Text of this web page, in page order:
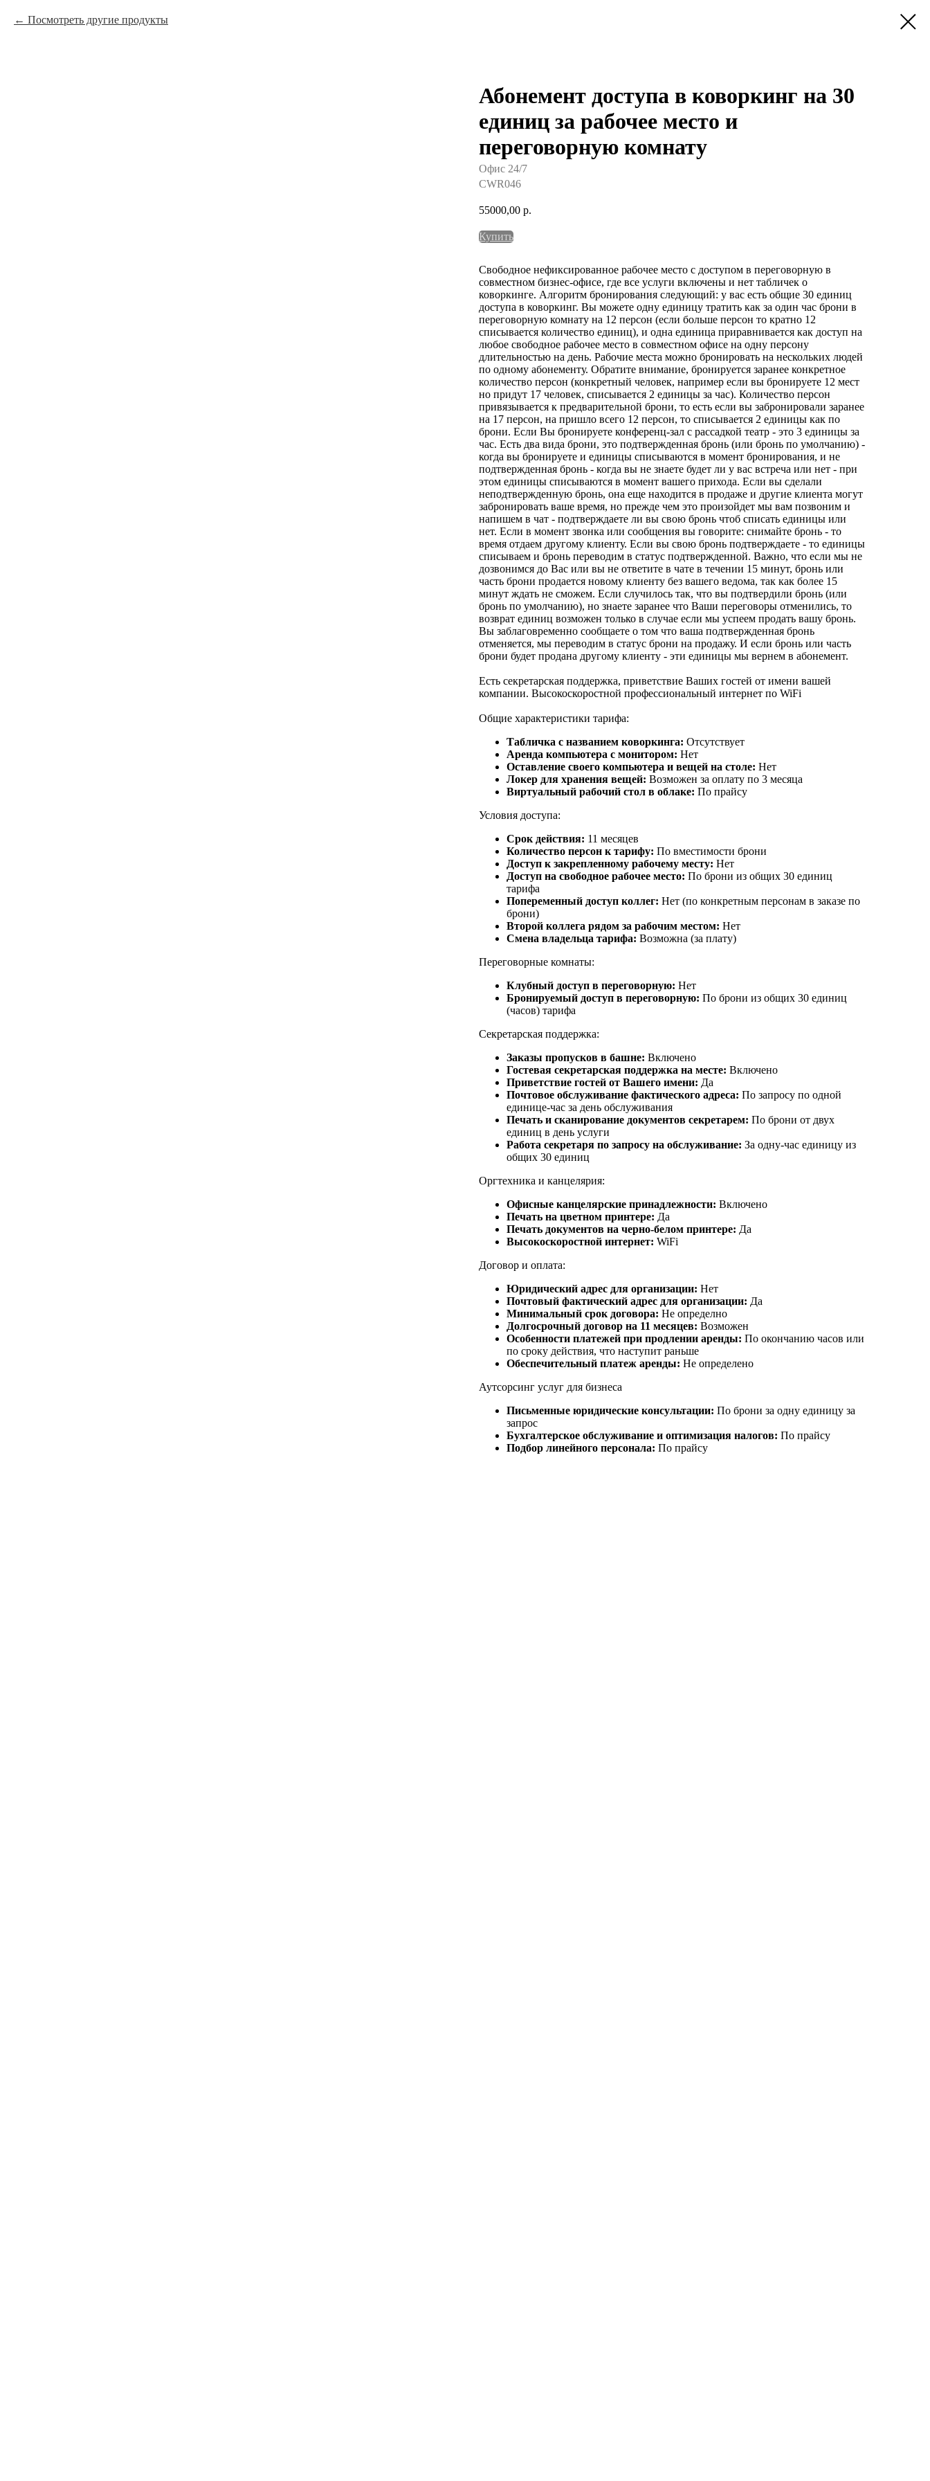
Посмотреть другие продукты
Абонемент доступа в коворкинг на 30
единиц за рабочее место и
переговорную комнату
Офис 24/7
CWR046
55000,00 р.
Купить
Свободное нефиксированное рабочее место с доступом в переговорную в
совместном бизнес-офисе, где все услуги включены и нет табличек о
коворкинге. Алгоритм бронирования следующий: у вас есть общие 30 единиц
доступа в коворкинг. Вы можете одну единицу тратить как за один час брони в
переговорную комнату на 12 персон (если больше персон то кратно 12
списывается количество единиц), и одна единица приравнивается как доступ на
любое свободное рабочее место в совместном офисе на одну персону
длительностью на день. Рабочие места можно бронировать на нескольких людей
по одному абонементу. Обратите внимание, бронируется заранее конкретное
количество персон (конкретный человек, например если вы бронируете 12 мест
но придут 17 человек, списывается 2 единицы за час). Количество персон
привязывается к предварительной брони, то есть если вы забронировали заранее
на 17 персон, на пришло всего 12 персон, то списывается 2 единицы как по
брони. Если Вы бронируете конференц-зал с рассадкой театр - это 3 единицы за
час. Есть два вида брони, это подтвержденная бронь (или бронь по умолчанию) -
когда вы бронируете и единицы списываются в момент бронирования, и не
подтвержденная бронь - когда вы не знаете будет ли у вас встреча или нет - при
этом единицы списываются в момент вашего прихода. Если вы сделали
неподтвержденную бронь, она еще находится в продаже и другие клиента могут
забронировать ваше время, но прежде чем это произойдет мы вам позвоним и
напишем в чат - подтверждаете ли вы свою бронь чтоб списать единицы или
нет. Если в момент звонка или сообщения вы говорите: снимайте бронь - то
время отдаем другому клиенту. Если вы свою бронь подтверждаете - то единицы
списываем и бронь переводим в статус подтвержденной. Важно, что если мы не
дозвонимся до Вас или вы не ответите в чате в течении 15 минут, бронь или
часть брони продается новому клиенту без вашего ведома, так как более 15
минут ждать не сможем. Если случилось так, что вы подтвердили бронь (или
бронь по умолчанию), но знаете заранее что Ваши переговоры отменились, то
возврат единиц возможен только в случае если мы успеем продать вашу бронь.
Вы заблаговременно сообщаете о том что ваша подтвержденная бронь
отменяется, мы переводим в статус брони на продажу. И если бронь или часть
брони будет продана другому клиенту - эти единицы мы вернем в абонемент.
Есть секретарская поддержка, приветствие Ваших гостей от имени вашей
компании. Высокоскоростной профессиональный интернет по WiFi
Общие характеристики тарифа:
Табличка с названием коворкинга: Отсутствует
Аренда компьютера с монитором: Нет
Оставление своего компьютера и вещей на столе: Нет
Локер для хранения вещей: Возможен за оплату по 3 месяца
Виртуальный рабочий стол в облаке: По прайсу
Условия доступа:
Срок действия: 11 месяцев
Количество персон к тарифу: По вместимости брони
Доступ к закрепленному рабочему месту: Нет
Доступ на свободное рабочее место: По брони из общих 30 единиц
тарифа
Попеременный доступ коллег: Нет (по конкретным персонам в заказе по
брони)
Второй коллега рядом за рабочим местом: Нет
Смена владельца тарифа: Возможна (за плату)
Переговорные комнаты:
Клубный доступ в переговорную: Нет
Бронируемый доступ в переговорную: По брони из общих 30 единиц
(часов) тарифа
Секретарская поддержка:
Заказы пропусков в башне: Включено
Гостевая секретарская поддержка на месте: Включено
Приветствие гостей от Вашего имени: Да
Почтовое обслуживание фактического адреса: По запросу по одной
единице-час за день обслуживания
Печать и сканирование документов секретарем: По брони от двух
единиц в день услуги
Работа секретаря по запросу на обслуживание: За одну-час единицу из
общих 30 единиц
Оргтехника и канцелярия:
Офисные канцелярские принадлежности: Включено
Печать на цветном принтере: Да
Печать документов на черно-белом принтере: Да
Высокоскоростной интернет: WiFi
Договор и оплата:
Юридический адрес для организации: Нет
Почтовый фактический адрес для организации: Да
Минимальный срок договора: Не определно
Долгосрочный договор на 11 месяцев: Возможен
Особенности платежей при продлении аренды: По окончанию часов или
по сроку действия, что наступит раньше
Обеспечительный платеж аренды: Не определено
Аутсорсинг услуг для бизнеса
Письменные юридические консультации: По брони за одну единицу за
запрос
Бухгалтерское обслуживание и оптимизация налогов: По прайсу
Подбор линейного персонала: По прайсу